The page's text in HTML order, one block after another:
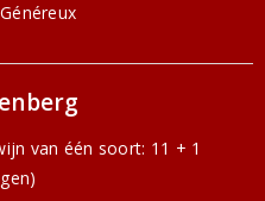
van één soort: 11 + 1